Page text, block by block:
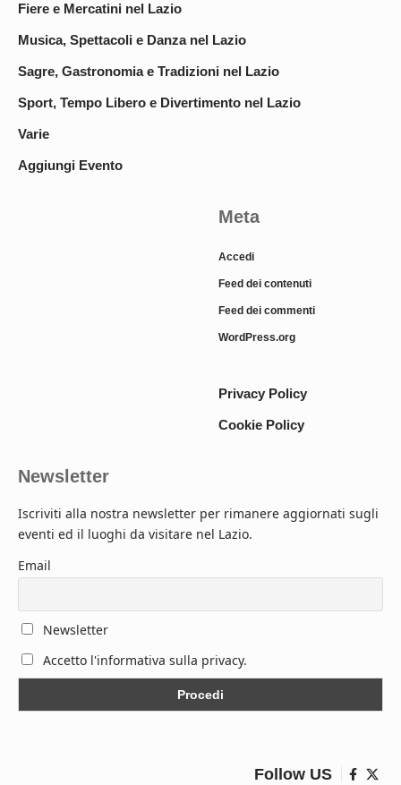
Fiere e Mercatini nel Lazio
Musica, Spettacoli e Danza nel Lazio
Sagre, Gastronomia e Tradizioni nel Lazio
Sport, Tempo Libero e Divertimento nel Lazio
Varie
Aggiungi Evento
Meta
Accedi
Feed dei contenuti
Feed dei commenti
WordPress.org
Privacy Policy
Cookie Policy
Newsletter
Iscriviti alla nostra newsletter per rimanere aggiornati sugli
eventi ed il luoghi da visitare nel Lazio.
Email
Newsletter
Accetto l'informativa sulla privacy.
Follow US